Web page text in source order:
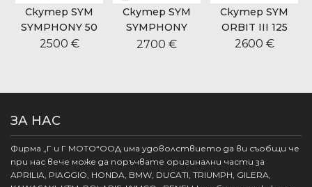
Скутер SYM
SYMPHONY 50
2500 €
Скутер SYM
SYMPHONY
CARGO 125
2700 €
Скутер SYM
ORBIT III 125
2600 €
ЗА НАС
Фирма „Г и Г МОТО“ООД има удоволствието да ви съобщи че
при нас вече може да поръчвате оригинални части за
APRILIA, PIAGGIO, HONDA, BMW, DUCATI, TRIUMPH, GILERA,